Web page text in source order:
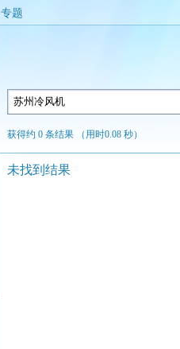
专题
获得约 0 条结果 （用时0.08 秒）
未找到结果